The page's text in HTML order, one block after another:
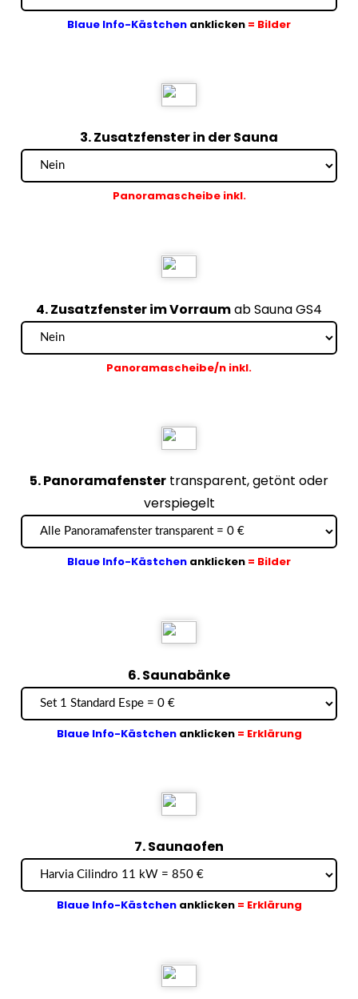
Blaue Info-Kästchen anklicken = Bilder
3. Zusatzfenster in der Sauna
Panoramascheibe inkl.
4. Zusatzfenster im Vorraumab Sauna GS4
Panoramascheibe/n inkl.
5. Panoramafenster transparent, getönt oder
verspiegelt
Blaue Info-Kästchen anklicken = Bilder
6. Saunabänke
Blaue Info-Kästchen anklicken = Erklärung
7. Saunaofen
Blaue Info-Kästchen anklicken = Erklärung